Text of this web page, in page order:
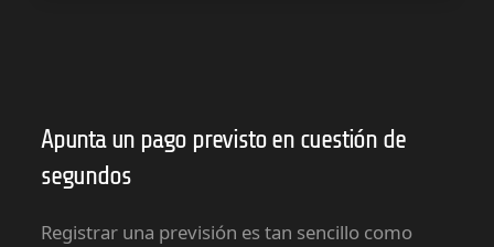
Apunta un pago previsto en cuestión de
segundos
Registrar una previsión es tan sencillo como